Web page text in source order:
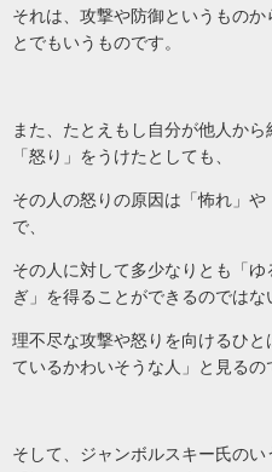
それは、攻撃や防御というもの
とでもいうものです。
また、たとえもし自分が他人か
「怒り」をうけたとしても、
その人の怒りの原因は「怖れ」
で、
その人に対して多少なりとも「
ぎ」を得ることができるのではな
理不尽な攻撃や怒りを向けるひ
ているかわいそうな人」と見るの
そして、ジャンボルスキー氏の